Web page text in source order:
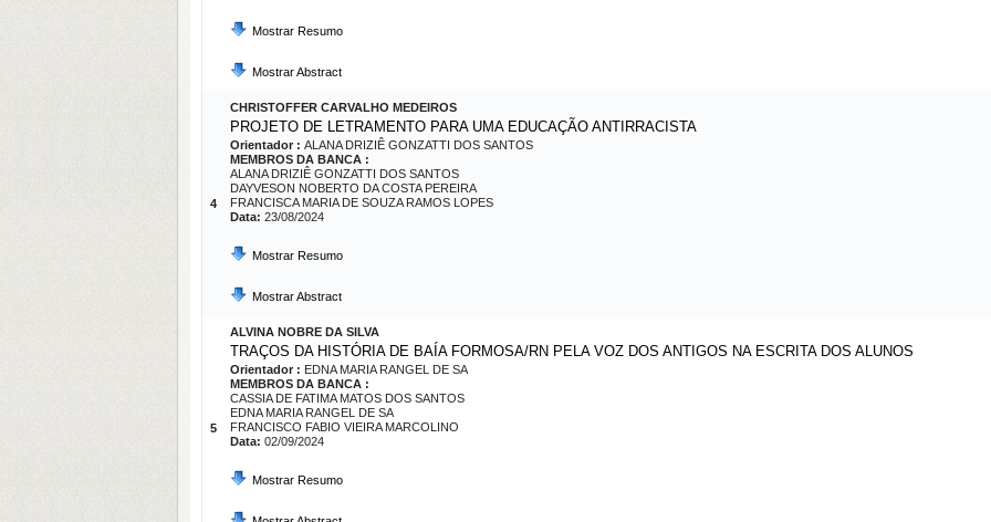
Mostrar Resumo
Mostrar Abstract
4
CHRISTOFFER CARVALHO MEDEIROS
PROJETO DE LETRAMENTO PARA UMA EDUCAÇÃO ANTIRRACISTA
Orientador : ALANA DRIZIÊ GONZATTI DOS SANTOS
MEMBROS DA BANCA :
ALANA DRIZIÊ GONZATTI DOS SANTOS
DAYVESON NOBERTO DA COSTA PEREIRA
FRANCISCA MARIA DE SOUZA RAMOS LOPES
Data: 23/08/2024
Mostrar Resumo
Mostrar Abstract
5
ALVINA NOBRE DA SILVA
TRAÇOS DA HISTÓRIA DE BAÍA FORMOSA/RN PELA VOZ DOS ANTIGOS NA ESCRITA DOS ALUNOS
Orientador : EDNA MARIA RANGEL DE SA
MEMBROS DA BANCA :
CASSIA DE FATIMA MATOS DOS SANTOS
EDNA MARIA RANGEL DE SA
FRANCISCO FABIO VIEIRA MARCOLINO
Data: 02/09/2024
Mostrar Resumo